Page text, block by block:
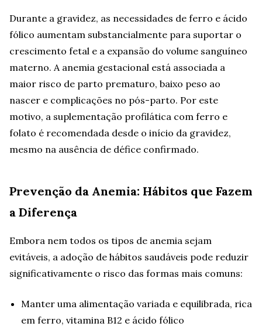
Durante a gravidez, as necessidades de ferro e ácido
fólico aumentam substancialmente para suportar o
crescimento fetal e a expansão do volume sanguíneo
materno. A anemia gestacional está associada a
maior risco de parto prematuro, baixo peso ao
nascer e complicações no pós-parto. Por este
motivo, a suplementação profilática com ferro e
folato é recomendada desde o início da gravidez,
mesmo na ausência de défice confirmado.
Prevenção da Anemia: Hábitos que Fazem
a Diferença
Embora nem todos os tipos de anemia sejam
evitáveis, a adoção de hábitos saudáveis pode reduzir
significativamente o risco das formas mais comuns:
Manter uma alimentação variada e equilibrada, rica
em ferro, vitamina B12 e ácido fólico